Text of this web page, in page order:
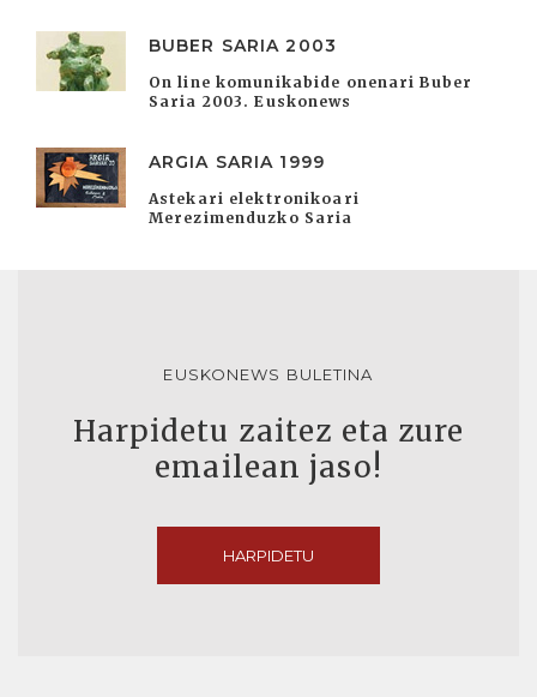
BUBER SARIA 2003
On line komunikabide onenari Buber
Saria 2003. Euskonews
ARGIA SARIA 1999
Astekari elektronikoari
Merezimenduzko Saria
EUSKONEWS BULETINA
Harpidetu zaitez eta zure
emailean jaso!
HARPIDETU